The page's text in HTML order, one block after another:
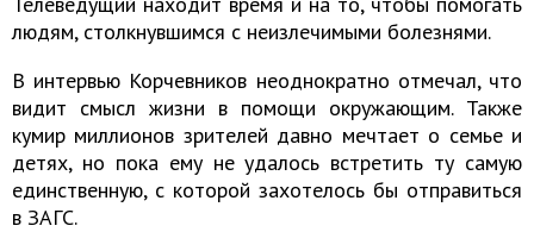
людям, столкнувшимся с неизлечимыми болезнями.
В интервью Корчевников неоднократно отмечал, что
видит смысл жизни в помощи окружающим. Также
кумир миллионов зрителей давно мечтает о семье и
детях, но пока ему не удалось встретить ту самую
единственную, с которой захотелось бы отправиться
в ЗАГС.